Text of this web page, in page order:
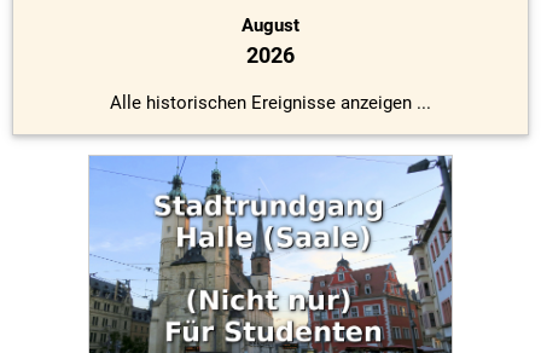
August
2026
Alle historischen Ereignisse anzeigen ...